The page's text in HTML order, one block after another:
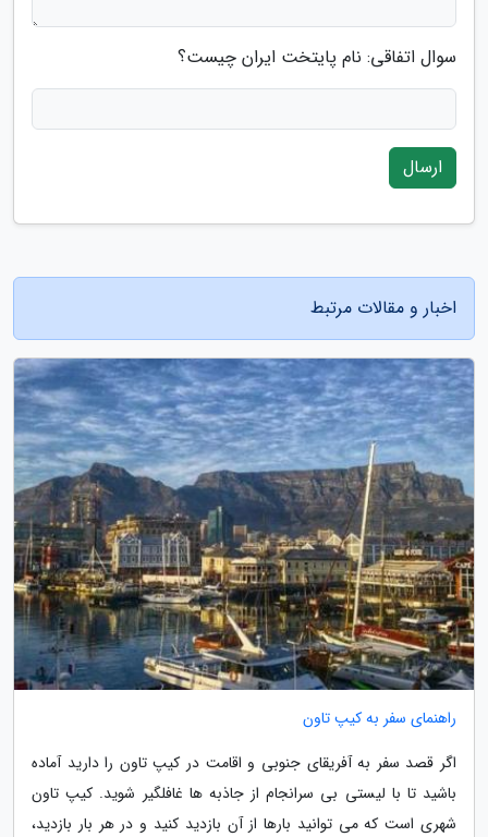
سوال اتفاقی: نام پایتخت ایران چیست؟
ارسال
اخبار و مقالات مرتبط
راهنمای سفر به کیپ تاون
اگر قصد سفر به آفریقای جنوبی و اقامت در کیپ تاون را دارید آماده
باشید تا با لیستی بی سرانجام از جاذبه ها غافلگیر شوید. کیپ تاون
شهری است که می توانید بارها از آن بازدید کنید و در هر بار بازدید،